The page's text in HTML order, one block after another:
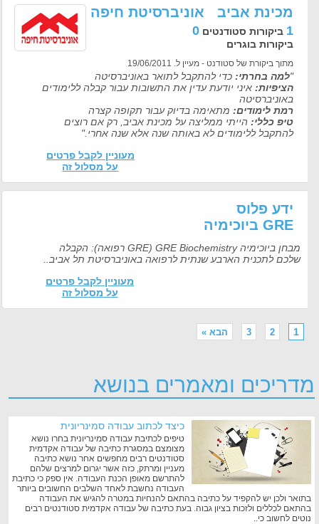
מכינת אביב אוניברסיטת חיפה
1 ביקורות סטודנטים 0
ביקורות בוגרים
מתוך ביקורת של סטודנט - מעיין ל. 19/06/2011
"למה בחרתי: כדי להתקבל לתואר באוניברסיטה
הציפיות: איני יודעת עדין את התשובות עבור קבלה ללימודים
באוניברסיטה
רמת לימודים: מתאימה בדיוק עבור תקופה קצרה
טיפ כללי: הייתי ממליצה על מכינת אביב, רק אם רוצים
להתקבל ללימודים לא באותה שנה אלא שנה אחרי."
מעוניין לקבל פרטים
על מסלול זה
ידע פלוס
GRE ביוכימיה
מבחן ביוכימיה GRE) GRE Biochemistry רפואה): הקבלה
שלכם לתכנית הארבע שנתית לרפואה באוניברסיטת תל אביב..
מעוניין לקבל פרטים
על מסלול זה
1
2
3 הבא »
מדריכים ומאמרים בנושא
כיצד לכתוב עבודה סמינריונית
טיפים לכתיבת עבודה סמינריונית בחרו נושא
מצומצם במסגרת כתיבה של עבודה אקדמית
סטודנטים רבים מחפשים אחר נושא כתיבה
מעניין ומרתק, כזה אשר יגרום למרצים שלהם
להתרשם מאופן הכנת העבודה. אין ספק כי כתיבת
העבודה נחשבת לאחד השלבים החשובים ביותר
בתואר ולכן יש להקפיד על כתיבה בהתאם להנחיות במטרה להגיש את העבודה
בהתאם לכללים ולזכות בציון גבוה. בעת כתיבה של עבודה אקדמית סטודנטים רבים
נוטים לחשוב כי..